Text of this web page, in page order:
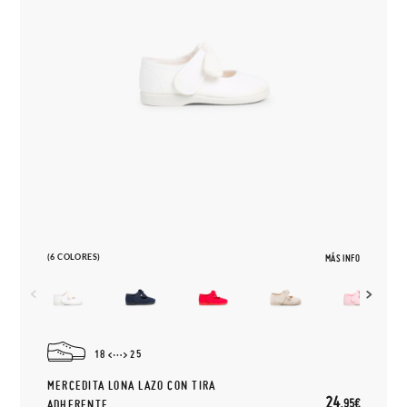
(6 COLORES) MÁS INFO
18 25
MERCEDITA LONA LAZO CON TIRA
24,95€